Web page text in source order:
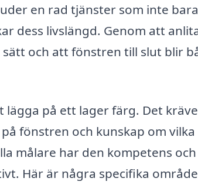
en rad tjänster som inte bara
dess livslängd. Genom att
och att fönstren till slut blir
på ett lager färg. Det
fönstren och kunskap om vilka
målare har den kompetens och
Här är några specifika